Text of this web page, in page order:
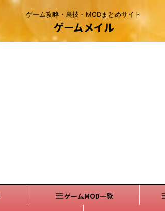
ゲーム攻略・裏技・MODまとめサイト
ゲームメイル
ゲームMOD一覧